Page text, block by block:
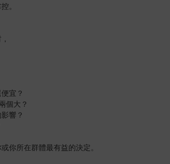
。
宜？
個大？
響？
你所在群體最有益的決定。